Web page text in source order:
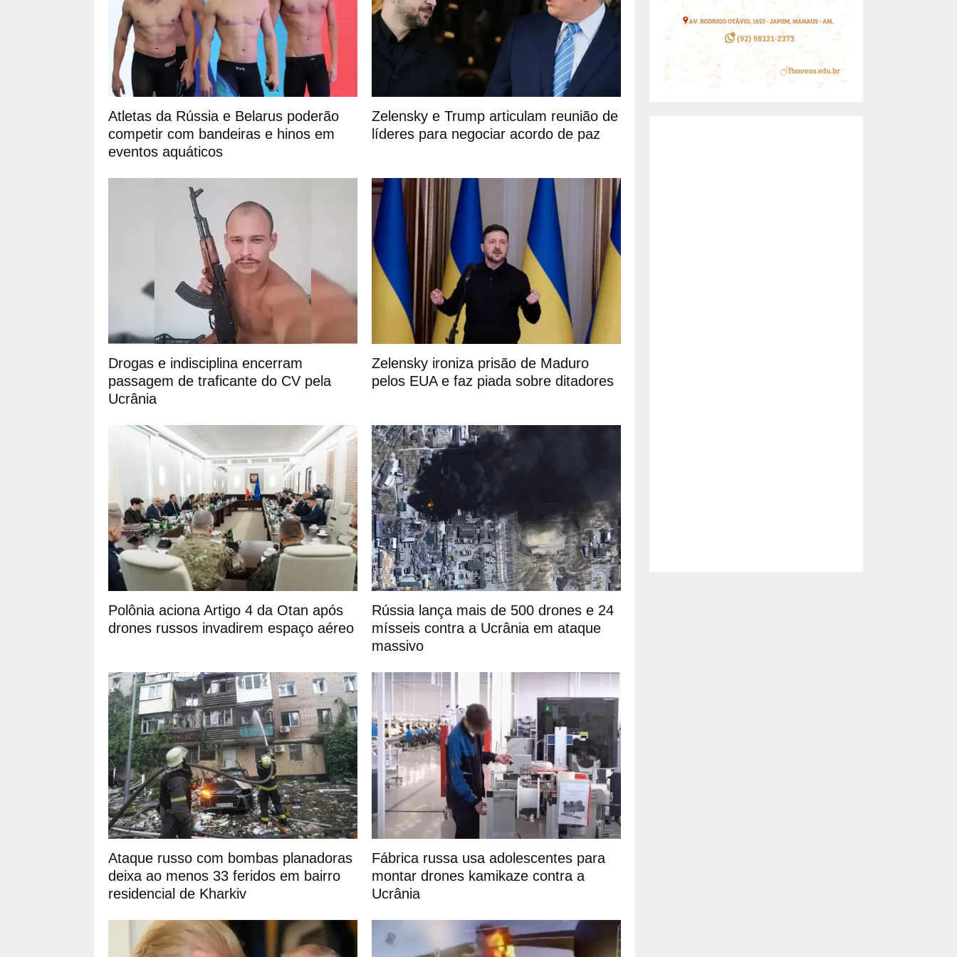
Atletas da Rússia e Belarus poderão
competir com bandeiras e hinos em
eventos aquáticos
Zelensky e Trump articulam reunião de
líderes para negociar acordo de paz
Drogas e indisciplina encerram
passagem de traficante do CV pela
Ucrânia
Zelensky ironiza prisão de Maduro
pelos EUA e faz piada sobre ditadores
Polônia aciona Artigo 4 da Otan após
drones russos invadirem espaço aéreo
Rússia lança mais de 500 drones e 24
mísseis contra a Ucrânia em ataque
massivo
Ataque russo com bombas planadoras
deixa ao menos 33 feridos em bairro
residencial de Kharkiv
Fábrica russa usa adolescentes para
montar drones kamikaze contra a
Ucrânia